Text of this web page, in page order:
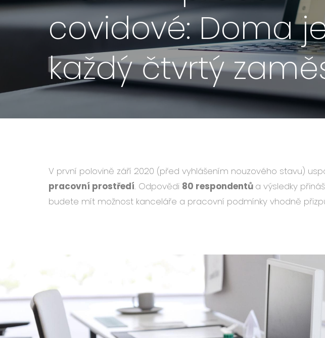
covidové: Doma
každý čtvrtý
V první polovině září 2020 (před vyhlášením nouzového stavu)
pracovní prostředí. Odpovědi 80 respondentů a výsledky
budete mít možnost kanceláře a pracovní podmínky vhodně